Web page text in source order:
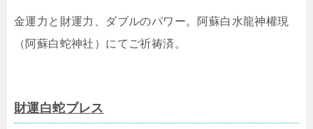
金運力と財運力、ダブルのパワー。阿蘇白水龍神權現
（阿蘇白蛇神社）にてご祈祷済。
財運白蛇ブレス